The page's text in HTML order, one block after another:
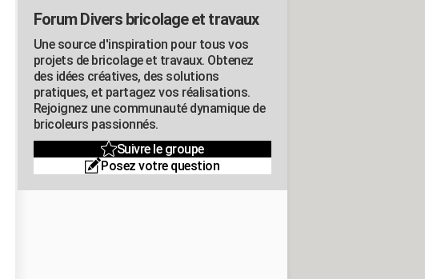
Forum Divers bricolage et travaux
Une source d'inspiration pour tous vos
projets de bricolage et travaux. Obtenez
des idées créatives, des solutions
pratiques, et partagez vos réalisations.
Rejoignez une communauté dynamique de
bricoleurs passionnés.
Suivre le groupe
Posez votre question